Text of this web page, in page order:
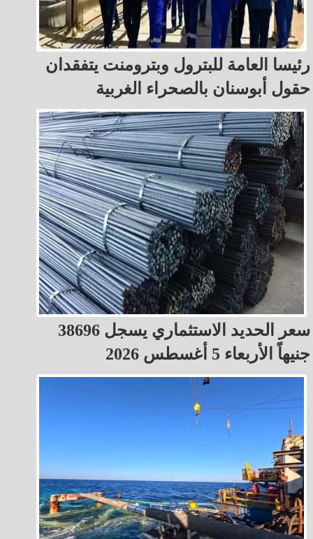
رئيسا العامة للبترول وبترومنت يتفقدان
حقول أبوسنان بالصحراء الغربية
سعر الحديد الاستثماري يسجل 38696
جنيهاً الأربعاء 5 أغسطس 2026